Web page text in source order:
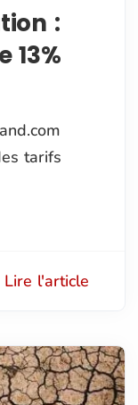
:
13%
tarifs
Lire l'article